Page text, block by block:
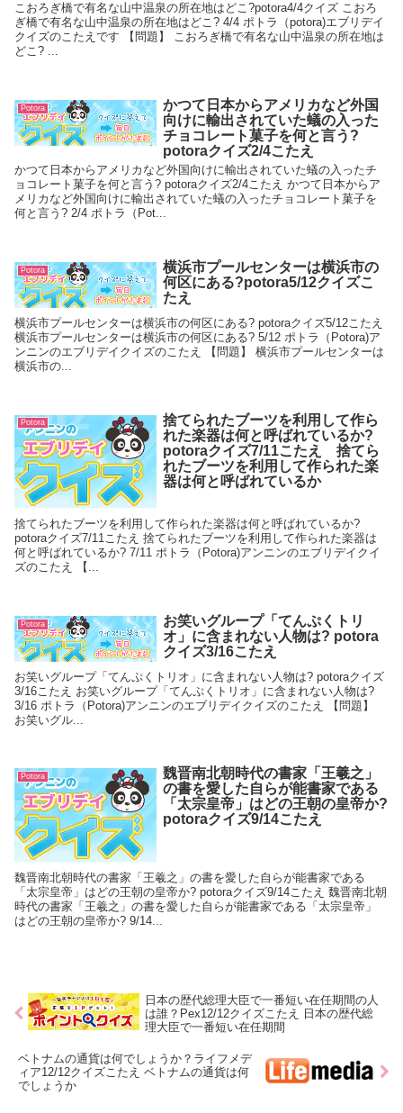
こおろぎ橋で有名な山中温泉の所在地はどこ?potora4/4クイズ こおろ
ぎ橋で有名な山中温泉の所在地はどこ? 4/4 ポトラ（potora)エブリデイ
クイズのこたえです 【問題】 こおろぎ橋で有名な山中温泉の所在地は
どこ? ...
Potora
かつて日本からアメリカなど外国
向けに輸出されていた蟻の入った
チョコレート菓子を何と言う?
potoraクイズ2/4こたえ
かつて日本からアメリカなど外国向けに輸出されていた蟻の入ったチ
ョコレート菓子を何と言う? potoraクイズ2/4こたえ かつて日本からア
メリカなど外国向けに輸出されていた蟻の入ったチョコレート菓子を
何と言う? 2/4 ポトラ（Pot...
Potora
横浜市プールセンターは横浜市の
何区にある?potora5/12クイズこ
たえ
横浜市プールセンターは横浜市の何区にある? potoraクイズ5/12こたえ
横浜市プールセンターは横浜市の何区にある? 5/12 ポトラ（Potora)ア
ンニンのエブリデイクイズのこたえ 【問題】 横浜市プールセンターは
横浜市の...
Potora
捨てられたブーツを利用して作ら
れた楽器は何と呼ばれているか?
potoraクイズ7/11こたえ 捨てら
れたブーツを利用して作られた楽
器は何と呼ばれているか
捨てられたブーツを利用して作られた楽器は何と呼ばれているか?
potoraクイズ7/11こたえ 捨てられたブーツを利用して作られた楽器は
何と呼ばれているか? 7/11 ポトラ（Potora)アンニンのエブリデイクイ
ズのこたえ 【...
Potora
お笑いグループ「てんぷくトリ
オ」に含まれない人物は? potora
クイズ3/16こたえ
お笑いグループ「てんぷくトリオ」に含まれない人物は? potoraクイズ
3/16こたえ お笑いグループ「てんぷくトリオ」に含まれない人物は?
3/16 ポトラ（Potora)アンニンのエブリデイクイズのこたえ 【問題】
お笑いグル...
Potora
魏晋南北朝時代の書家「王羲之」
の書を愛した自らが能書家である
「太宗皇帝」はどの王朝の皇帝か?
potoraクイズ9/14こたえ
魏晋南北朝時代の書家「王羲之」の書を愛した自らが能書家である
「太宗皇帝」はどの王朝の皇帝か? potoraクイズ9/14こたえ 魏晋南北朝
時代の書家「王羲之」の書を愛した自らが能書家である「太宗皇帝」
はどの王朝の皇帝か? 9/14...
日本の歴代総理大臣で一番短い在任期間の人
は誰？Pex12/12クイズこたえ 日本の歴代総
理大臣で一番短い在任期間
ベトナムの通貨は何でしょうか？ライフメデ
ィア12/12クイズこたえ ベトナムの通貨は何
でしょうか